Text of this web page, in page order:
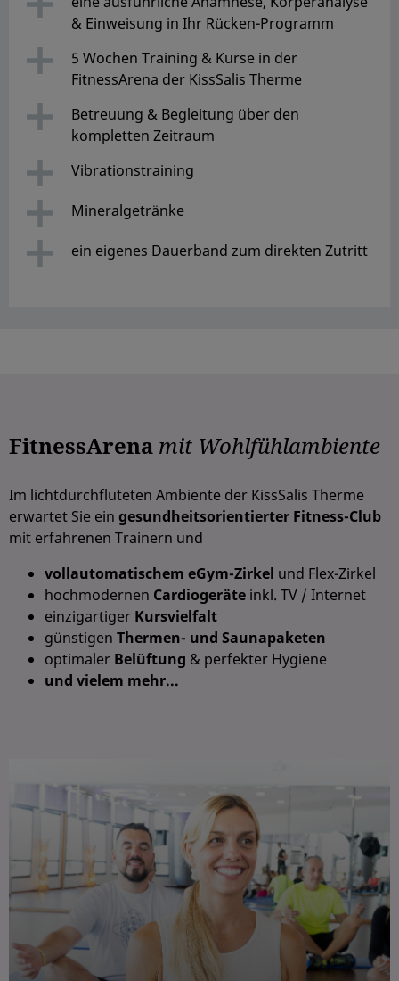
& Einweisung in Ihr Rücken-Programm
5 Wochen Training & Kurse in der
FitnessArena der KissSalis Therme
Betreuung & Begleitung über den
kompletten Zeitraum
Vibrationstraining
Mineralgetränke
ein eigenes Dauerband zum direkten Zutritt
FitnessArena mit Wohlfühlambiente
Im lichtdurchfluteten Ambiente der KissSalis Therme
erwartet Sie ein gesundheitsorientierter Fitness-Club
mit erfahrenen Trainern und
vollautomatischem eGym-Zirkel und Flex-Zirkel
hochmodernen Cardiogeräte inkl. TV / Internet
einzigartiger Kursvielfalt
günstigen Thermen- und Saunapaketen
optimaler Belüftung & perfekter Hygiene
und vielem mehr...